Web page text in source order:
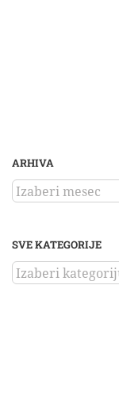
ARHIVA
ARHIVA
SVE KATEGORIJE
SVE
KATEGORIJE